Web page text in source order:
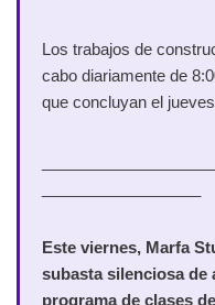
Los trabajos de
cabo diariamente de
que concluyan el
Este viernes, Marfa
subasta silenciosa de
programa de clases